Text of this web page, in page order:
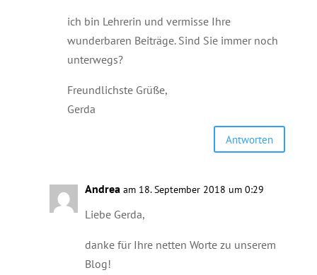
ich bin Lehrerin und vermisse Ihre
wunderbaren Beiträge. Sind Sie immer noch
unterwegs?
Freundlichste Grüße,
Gerda
Antworten
Andrea am 18. September 2018 um 0:29
Liebe Gerda,
danke für Ihre netten Worte zu unserem
Blog!